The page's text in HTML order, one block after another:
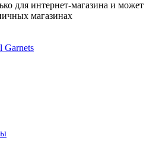
для интернет-магазина и может
магазинах
Garnets